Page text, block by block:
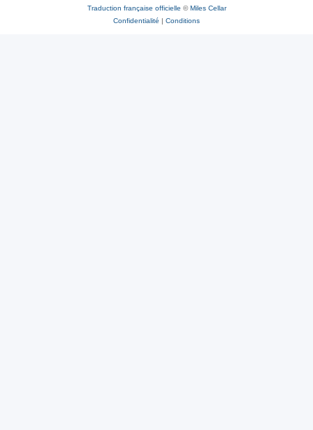
Traduction française officielle ©Miles Cellar
Confidentialité | Conditions